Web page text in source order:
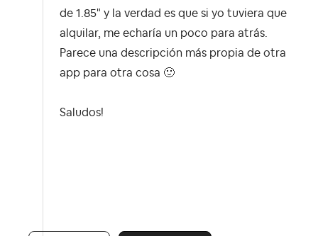
de 1.85" y la verdad es que si yo tuviera que
alquilar, me echaría un poco para atrás.
Parece una descripción más propia de otra
app para otra cosa 🙂
Saludos!